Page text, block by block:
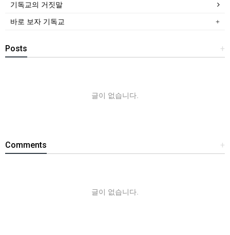
기독교의 거짓말
바로 보자 기독교
+
Posts
글이 없습니다.
+
Comments
글이 없습니다.